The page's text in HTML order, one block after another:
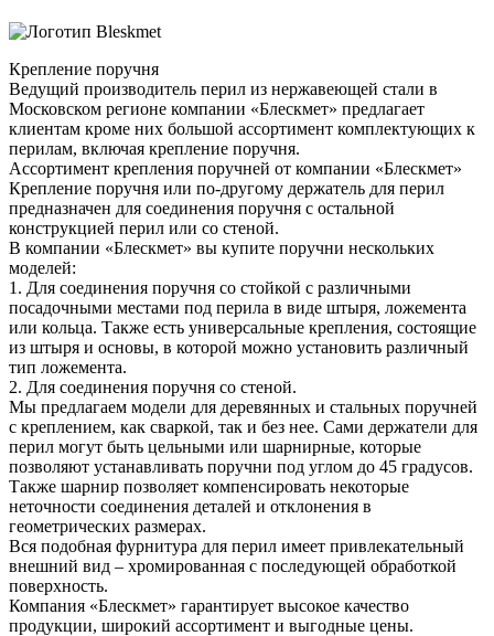
Крепление поручня
Ведущий производитель перил из нержавеющей стали в
Московском регионе компании «Блескмет» предлагает
клиентам кроме них большой ассортимент комплектующих к
перилам, включая крепление поручня.
Ассортимент крепления поручней от компании «Блескмет»
Крепление поручня или по-другому держатель для перил
предназначен для соединения поручня с остальной
конструкцией перил или со стеной.
В компании «Блескмет» вы купите поручни нескольких
моделей:
1. Для соединения поручня со стойкой с различными
посадочными местами под перила в виде штыря, ложемента
или кольца. Также есть универсальные крепления, состоящие
из штыря и основы, в которой можно установить различный
тип ложемента.
2. Для соединения поручня со стеной.
Мы предлагаем модели для деревянных и стальных поручней
с креплением, как сваркой, так и без нее. Сами держатели для
перил могут быть цельными или шарнирные, которые
позволяют устанавливать поручни под углом до 45 градусов.
Также шарнир позволяет компенсировать некоторые
неточности соединения деталей и отклонения в
геометрических размерах.
Вся подобная фурнитура для перил имеет привлекательный
внешний вид – хромированная с последующей обработкой
поверхность.
Компания «Блескмет» гарантирует высокое качество
продукции, широкий ассортимент и выгодные цены.